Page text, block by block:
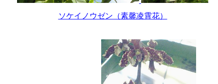
ソケイノウゼン（素馨凌霄花）